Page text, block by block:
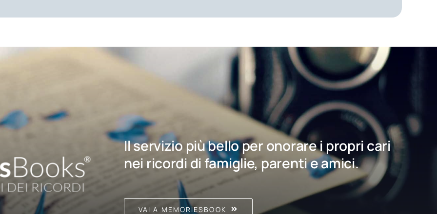
Il servizio più bello per onorare i propri cari
nei ricordi di famiglie, parenti e amici.
VAI A MEMORIESBOOK